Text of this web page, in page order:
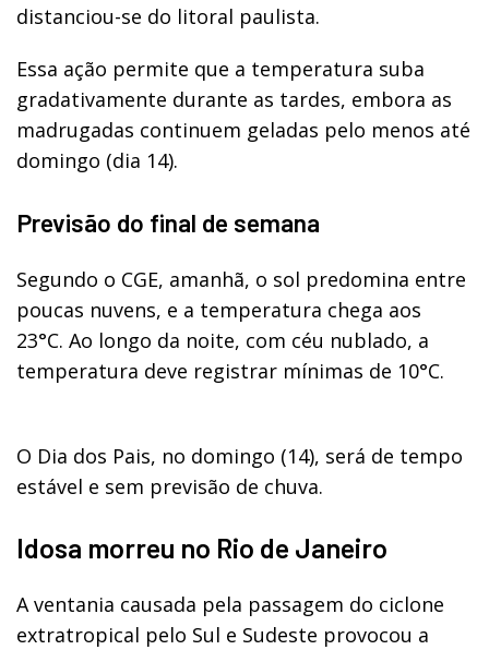
distanciou-se do litoral paulista.
Essa ação permite que a temperatura suba
gradativamente durante as tardes, embora as
madrugadas continuem geladas pelo menos até
domingo (dia 14).
Previsão do final de semana
Segundo o CGE, amanhã, o sol predomina entre
poucas nuvens, e a temperatura chega aos
23°C. Ao longo da noite, com céu nublado, a
temperatura deve registrar mínimas de 10°C.
O Dia dos Pais, no domingo (14), será de tempo
estável e sem previsão de chuva.
Idosa morreu no Rio de Janeiro
A ventania causada pela passagem do ciclone
extratropical pelo Sul e Sudeste provocou a